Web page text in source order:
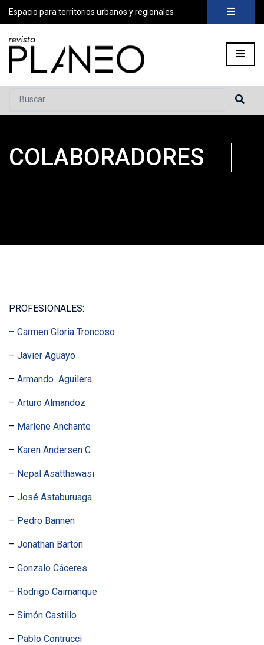
Espacio para territorios urbanos y regionales
Buscar...
Portada » COLABORADORES
COLABORADORES
PROFESIONALES:
– Carmen Gloria Troncoso
– Javier Aguayo
– Armando Aguilera
– Arturo Almandoz
– Marlene Anchante
– Karen Andersen C.
– Nepal Asatthawasi
– José Astaburuaga
– Pedro Bannen
– Jonathan Barton
– Gonzalo Cáceres
– Rodrigo Caimanque
– Simón Castillo
– Pablo Contrucci